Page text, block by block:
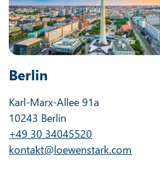
Berlin
Karl-Marx-Allee 91a
10243 Berlin
+49 30 34045520
kontakt@loewenstark.com